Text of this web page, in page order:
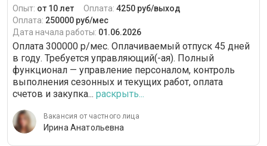
Опыт: от 10 лет Оплата: 4250 руб/выход
Оплата: 250000 руб/мес
Дата начала работы: 01.06.2026
Оплата 300000 р/мес. Оплачиваемый отпуск 45 дней
в году. Требуется управляющий(-ая). Полный
функционал — управление персоналом, контроль
выполнения сезонных и текущих работ, оплата
счетов и закупка... раскрыть...
Вакансия от частного лица
Ирина Анатольевна